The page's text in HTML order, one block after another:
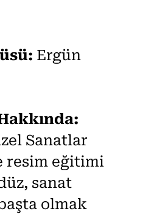
Ergün
Sanatlar
resim eğitimi
sanat
olmak